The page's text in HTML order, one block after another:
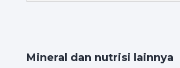
Mineral dan nutrisi lainnya